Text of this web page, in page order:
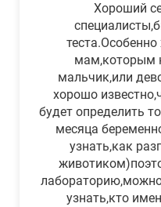
Хороший
мам,которым
мальчик,или
хорошо
будет определить
месяца
узнать,как
узнать,кто